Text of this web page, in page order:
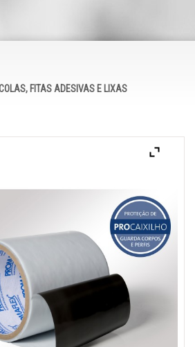
FITAS ADESIVAS E LIXAS